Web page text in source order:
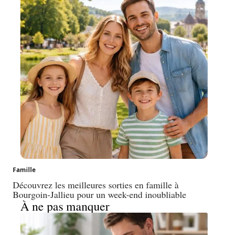
Famille
Découvrez les meilleures sorties en famille à
Bourgoin-Jallieu pour un week-end inoubliable
À ne pas manquer